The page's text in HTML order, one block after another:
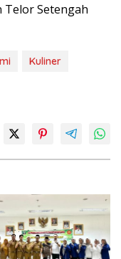
Telor Setengah
Kuliner